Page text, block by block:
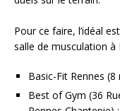
Pour ce faire, l’idéal
salle de musculation à
Basic-Fit Rennes
Best of Gym (36